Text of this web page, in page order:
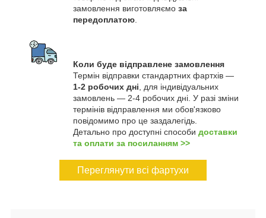
замовлення виготовляємо за
передоплатою.
Коли буде відправлене замовлення
Термін відправки стандартних фартхів —
1-2 робочих дні, для індивідуальних
замовлень — 2-4 робочих дні. У разі зміни
термінів відправлення ми обов'язково
повідомимо про це заздалегідь.
Детально про доступні способи доставки
та оплати за посиланням >>
Переглянути всі фартухи